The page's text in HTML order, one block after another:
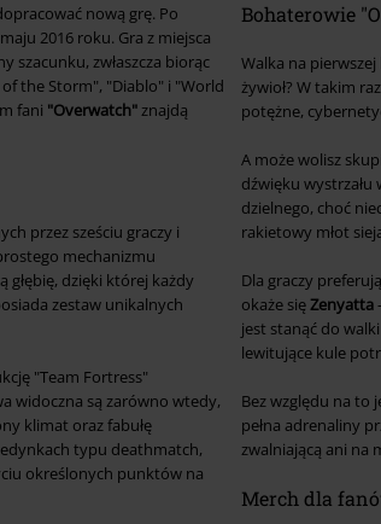
nową grę. Po
2016 roku. Gra z miejsca
szacunku, zwłaszcza biorąc
the Storm", "Diablo" i "World
fani "Overwatch"znajdą
przez sześciu graczy i
mechanizmu
dzięki której każdy
zestaw unikalnych
"Team Fortress"
widoczna są zarówno wtedy,
klimat oraz fabułę
typu deathmatch,
określonych punktów na
Bohaterowie
Walka na
żywioł? W takim
potężne,
A może wolisz
dźwięku wystrzału
dzielnego, choć
rakietowy młot
Dla graczy
okaże sięZenyatta
jest stanąć do
lewitujące kule
Bez względu na to
pełna adrenaliny
zwalniającą ani na
Merch dla